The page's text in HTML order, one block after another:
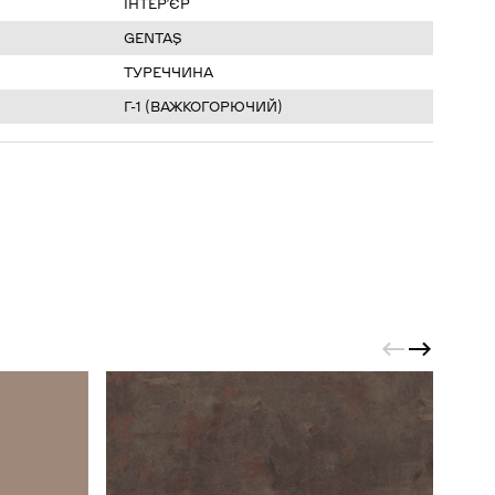
GENTAŞ
ТУРЕЧЧИНА
Г-1 (ВАЖКОГОРЮЧИЙ)